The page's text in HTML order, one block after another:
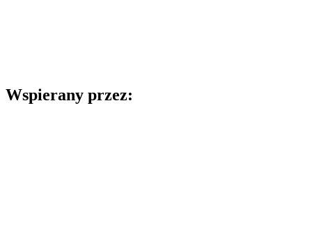
Wspierany przez: